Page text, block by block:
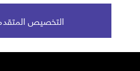
التخصيص